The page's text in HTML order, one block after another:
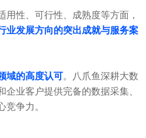
用性、可行性、成熟度等方面，
业发展方向的突出成就与服务案
域的高度认可。八爪鱼深耕大数
业客户提供完备的数据采集、
争力。